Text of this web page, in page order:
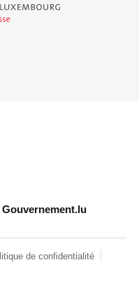
Gouvernement.lu
de confidentialité